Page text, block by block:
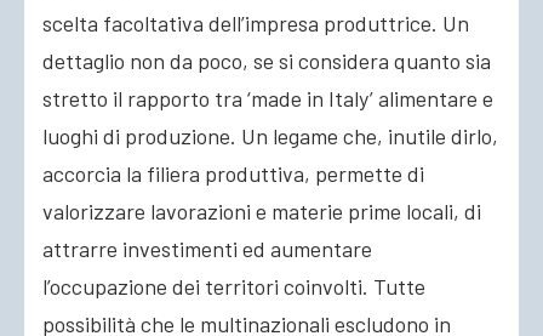
scelta facoltativa dell’impresa produttrice. Un
dettaglio non da poco, se si considera quanto sia
stretto il rapporto tra ‘made in Italy’ alimentare e
luoghi di produzione. Un legame che, inutile dirlo,
accorcia la filiera produttiva, permette di
valorizzare lavorazioni e materie prime locali, di
attrarre investimenti ed aumentare
l’occupazione dei territori coinvolti. Tutte
possibilità che le multinazionali escludono in